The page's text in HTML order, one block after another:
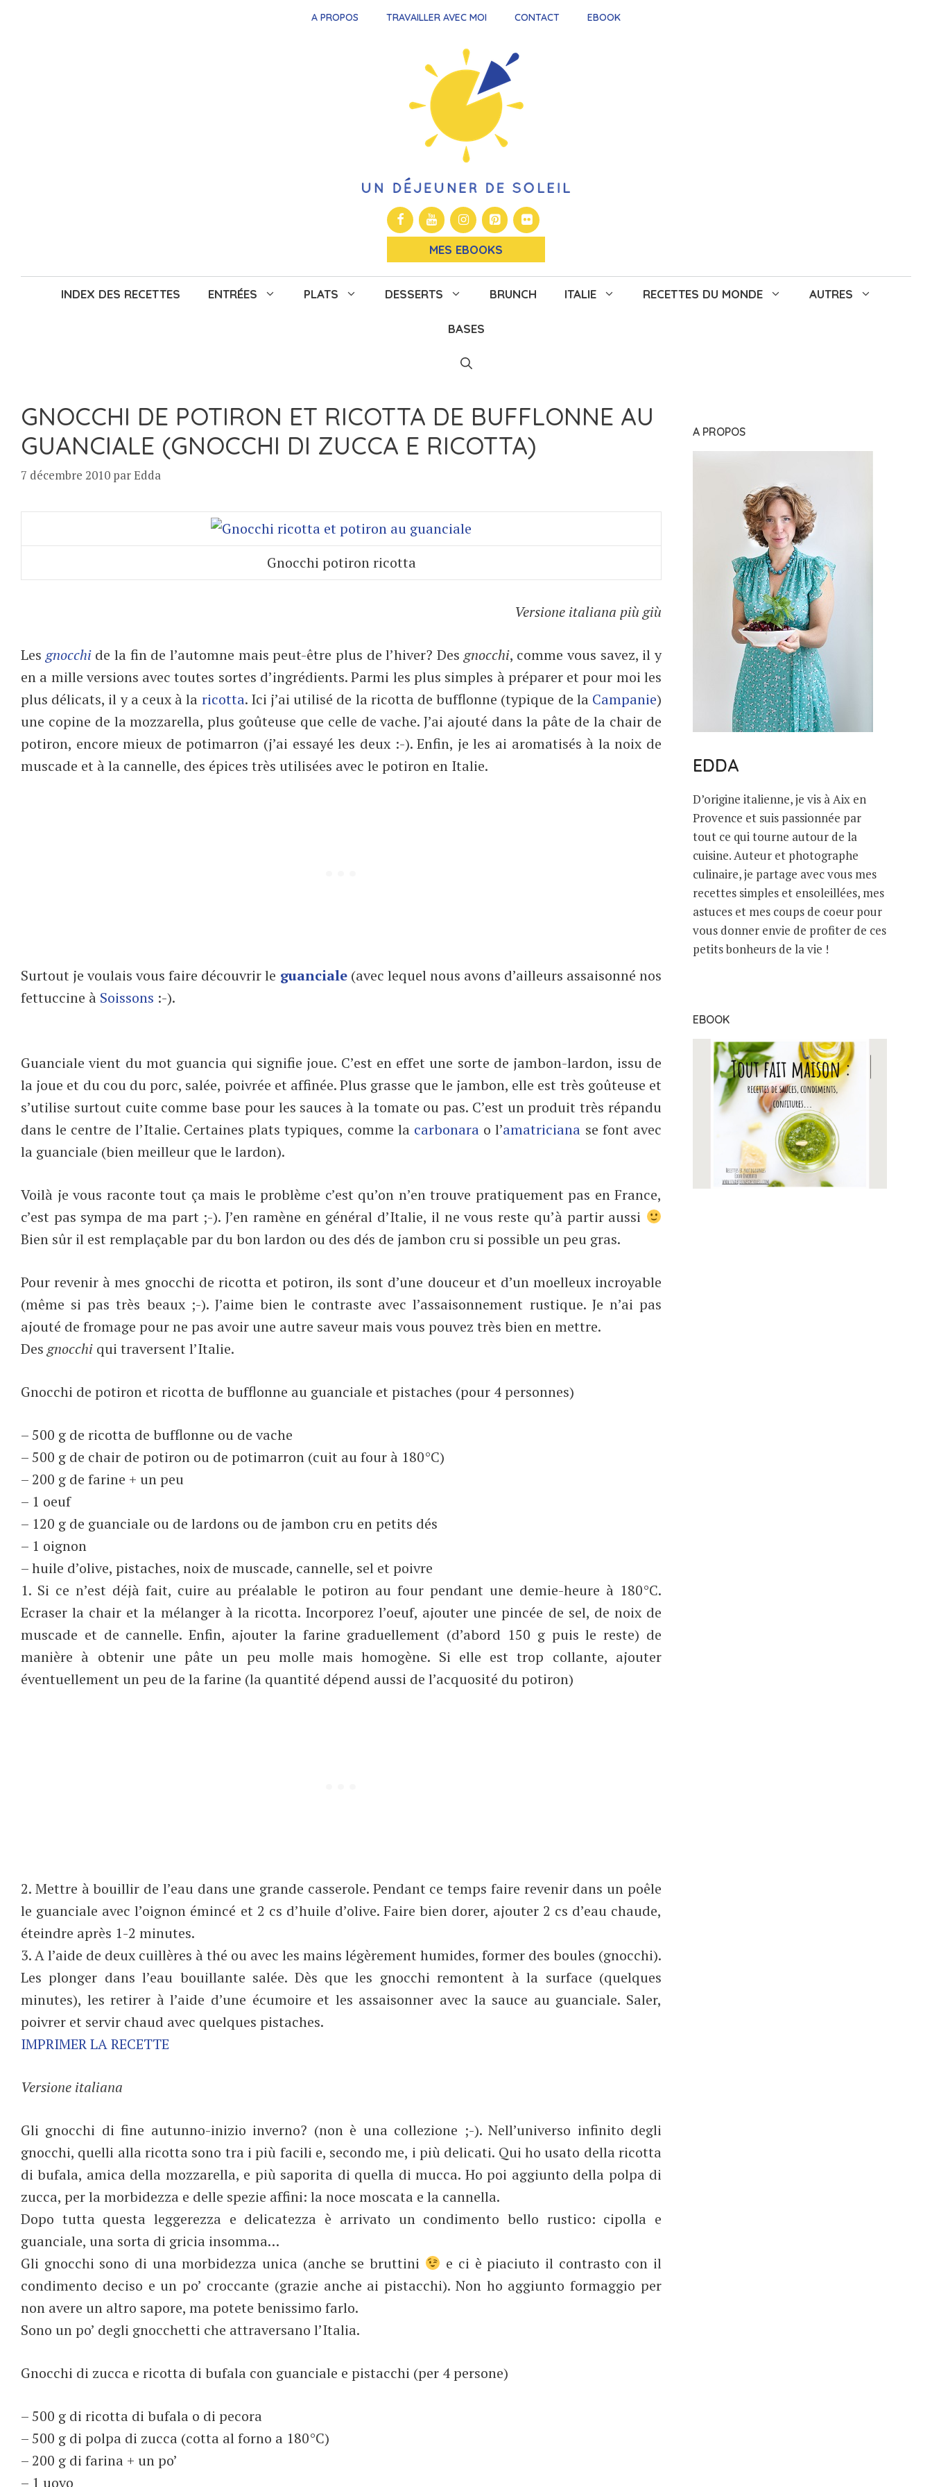
A PROPOS TRAVAILLER AVEC MOI CONTACT EBOOK
MES EBOOKS
INDEX DES RECETTES ENTRÉES PLATS DESSERTS BRUNCH ITALIE RECETTES DU MONDE AUTRES
BASES
GNOCCHI DE POTIRON ET RICOTTA DE BUFFLONNE AU
GUANCIALE (GNOCCHI DI ZUCCA E RICOTTA)
7 décembre 2010 parEdda
Gnocchi potiron ricotta
Versione italiana più giù
Les gnocchi de la fin de l’automne mais peut-être plus de l’hiver? Des gnocchi, comme vous savez, il y
en a mille versions avec toutes sortes d’ingrédients. Parmi les plus simples à préparer et pour moi les
plus délicats, il y a ceux à la ricotta. Ici j’ai utilisé de la ricotta de bufflonne (typique de la Campanie)
une copine de la mozzarella, plus goûteuse que celle de vache. J’ai ajouté dans la pâte de la chair de
potiron, encore mieux de potimarron (j’ai essayé les deux :-). Enfin, je les ai aromatisés à la noix de
muscade et à la cannelle, des épices très utilisées avec le potiron en Italie.
Surtout je voulais vous faire découvrir le guanciale(avec lequel nous avons d’ailleurs assaisonné nos
fettuccine à Soissons :-).
Guanciale vient du mot guancia qui signifie joue. C’est en effet une sorte de jambon-lardon, issu de
la joue et du cou du porc, salée, poivrée et affinée. Plus grasse que le jambon, elle est très goûteuse et
s’utilise surtout cuite comme base pour les sauces à la tomate ou pas. C’est un produit très répandu
dans le centre de l’Italie. Certaines plats typiques, comme la carbonara o l’amatriciana se font avec
la guanciale (bien meilleur que le lardon).
Voilà je vous raconte tout ça mais le problème c’est qu’on n’en trouve pratiquement pas en France,
c’est pas sympa de ma part ;-). J’en ramène en général d’Italie, il ne vous reste qu’à partir aussi
Bien sûr il est remplaçable par du bon lardon ou des dés de jambon cru si possible un peu gras.
Pour revenir à mes gnocchi de ricotta et potiron, ils sont d’une douceur et d’un moelleux incroyable
(même si pas très beaux ;-). J’aime bien le contraste avec l’assaisonnement rustique. Je n’ai pas
ajouté de fromage pour ne pas avoir une autre saveur mais vous pouvez très bien en mettre.
Des gnocchi qui traversent l’Italie.
Gnocchi de potiron et ricotta de bufflonne au guanciale et pistaches (pour 4 personnes)
– 500 g de ricotta de bufflonne ou de vache
– 500 g de chair de potiron ou de potimarron (cuit au four à 180°C)
– 200 g de farine + un peu
– 1 oeuf
– 120 g de guanciale ou de lardons ou de jambon cru en petits dés
– 1 oignon
– huile d’olive, pistaches, noix de muscade, cannelle, sel et poivre
1. Si ce n’est déjà fait, cuire au préalable le potiron au four pendant une demie-heure à 180°C.
Ecraser la chair et la mélanger à la ricotta. Incorporez l’oeuf, ajouter une pincée de sel, de noix de
muscade et de cannelle. Enfin, ajouter la farine graduellement (d’abord 150 g puis le reste) de
manière à obtenir une pâte un peu molle mais homogène. Si elle est trop collante, ajouter
éventuellement un peu de la farine (la quantité dépend aussi de l’acquosité du potiron)
2. Mettre à bouillir de l’eau dans une grande casserole. Pendant ce temps faire revenir dans un poêle
le guanciale avec l’oignon émincé et 2 cs d’huile d’olive. Faire bien dorer, ajouter 2 cs d’eau chaude,
éteindre après 1-2 minutes.
3. A l’aide de deux cuillères à thé ou avec les mains légèrement humides, former des boules (gnocchi).
Les plonger dans l’eau bouillante salée. Dès que les gnocchi remontent à la surface (quelques
minutes), les retirer à l’aide d’une écumoire et les assaisonner avec la sauce au guanciale. Saler,
poivrer et servir chaud avec quelques pistaches.
IMPRIMER LA RECETTE
Versione italiana
Gli gnocchi di fine autunno-inizio inverno? (non è una collezione ;-). Nell’universo infinito degli
gnocchi, quelli alla ricotta sono tra i più facili e, secondo me, i più delicati. Qui ho usato della ricotta
di bufala, amica della mozzarella, e più saporita di quella di mucca. Ho poi aggiunto della polpa di
zucca, per la morbidezza e delle spezie affini: la noce moscata e la cannella.
Dopo tutta questa leggerezza e delicatezza è arrivato un condimento bello rustico: cipolla e
guanciale, una sorta di gricia insomma…
Gli gnocchi sono di una morbidezza unica (anche se bruttini
e ci è piaciuto il contrasto con il
condimento deciso e un po’ croccante (grazie anche ai pistacchi). Non ho aggiunto formaggio per
non avere un altro sapore, ma potete benissimo farlo.
Sono un po’ degli gnocchetti che attraversano l’Italia.
Gnocchi di zucca e ricotta di bufala con guanciale e pistacchi (per 4 persone)
– 500 g di ricotta di bufala o di pecora
– 500 g di polpa di zucca (cotta al forno a 180°C)
– 200 g di farina + un po’
– 1 uovo
A PROPOS
EDDA
D’origine italienne, je vis à Aix en
Provence et suis passionnée par
tout ce qui tourne autour de la
cuisine. Auteur et photographe
culinaire, je partage avec vous mes
recettes simples et ensoleillées, mes
astuces et mes coups de coeur pour
vous donner envie de profiter de ces
petits bonheurs de la vie !
EBOOK